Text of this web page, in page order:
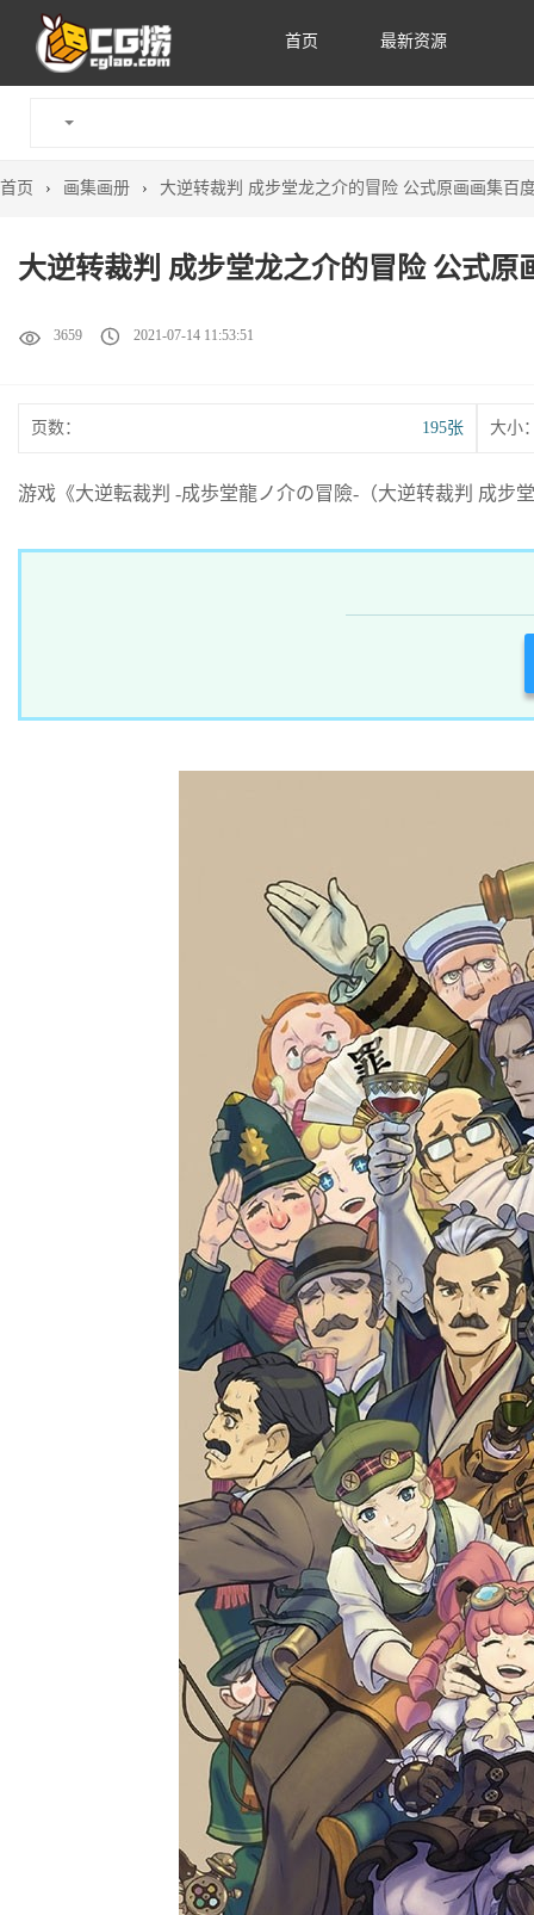
首页 最新资源
首页 › 画集画册 › 大逆转裁判 成步堂龙之介的冒险 公式原画画集百
大逆转裁判 成步堂龙之介的冒险 公式原
3659 2021-07-14 11:53:51
页数： 195张 大小
游戏《大逆転裁判 -成歩堂龍ノ介の冒險-（大逆转裁判 成步